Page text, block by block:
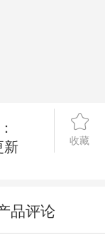
新
收藏
品评论